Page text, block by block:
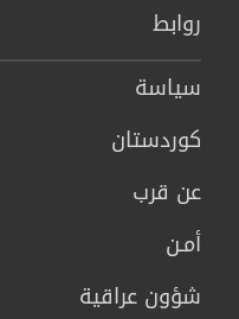
روابط
سیاسة
كوردستان
عن قرب
أمـن
شؤون عراقية